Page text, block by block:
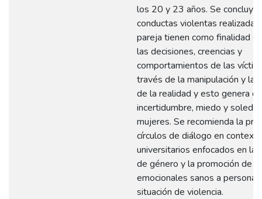
los 20 y 23 años. Se concluye
conductas violentas
pareja tienen como finalidad
las decisiones, creencias y
comportamientos de las
través de la manipulación y la
de la realidad y esto genera
incertidumbre, miedo y
mujeres. Se recomienda la
círculos de diálogo en
universitarios enfocados en la
de género y la promoción de
emocionales sanos a
situación de violencia.